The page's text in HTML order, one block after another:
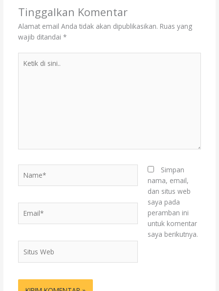
Tinggalkan Komentar
Alamat email Anda tidak akan dipublikasikan. Ruas yang
wajib ditandai *
Web
Simpan
nama, email,
dan situs web
saya pada
peramban ini
untuk komentar
saya berikutnya.